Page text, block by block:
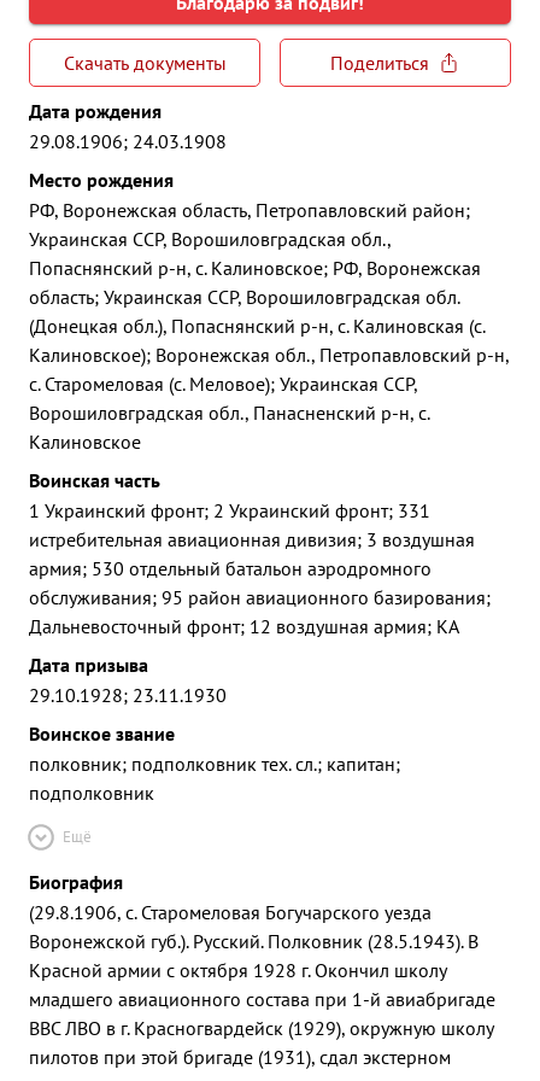
Скачать документы
Поделиться
Дата рождения
29.08.1906; 24.03.1908
Место рождения
РФ, Воронежская область, Петропавловский район;
Украинская ССР, Ворошиловградская обл.,
Попаснянский р-н, с. Калиновское; РФ, Воронежская
область; Украинская ССР, Ворошиловградская обл.
(Донецкая обл.), Попаснянский р-н, с. Калиновская (с.
Калиновское); Воронежская обл., Петропавловский р-н,
с. Старомеловая (с. Меловое); Украинская ССР,
Ворошиловградская обл., Панасненский р-н, с.
Калиновское
Воинская часть
1 Украинский фронт; 2 Украинский фронт; 331
истребительная авиационная дивизия; 3 воздушная
армия; 530 отдельный батальон аэродромного
обслуживания; 95 район авиационного базирования;
Дальневосточный фронт; 12 воздушная армия; КА
Дата призыва
29.10.1928; 23.11.1930
Воинское звание
полковник; подполковник тех. сл.; капитан;
подполковник
Ещё
Биография
(29.8.1906, с. Старомеловая Богучарского уезда
Воронежской губ.). Русский. Полковник (28.5.1943). В
Красной армии с октября 1928 г. Окончил школу
младшего авиационного состава при 1-й авиабригаде
ВВС ЛВО в г. Красногвардейск (1929), окружную школу
пилотов при этой бригаде (1931), сдал экстерном